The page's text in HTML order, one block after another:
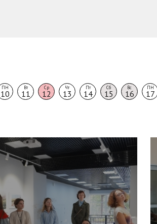
ПН
10
Вт
11
Ср
12
Чт
13
Пт
14
Сб
15
Вс
16
ПН
17